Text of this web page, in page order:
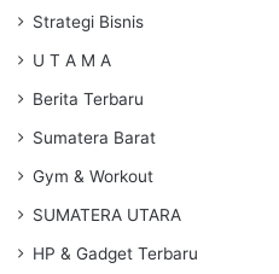
Strategi Bisnis
U T A M A
Berita Terbaru
Sumatera Barat
Gym & Workout
SUMATERA UTARA
HP & Gadget Terbaru